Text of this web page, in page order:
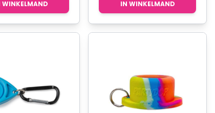
WINKELMAND IN WINKELMAND